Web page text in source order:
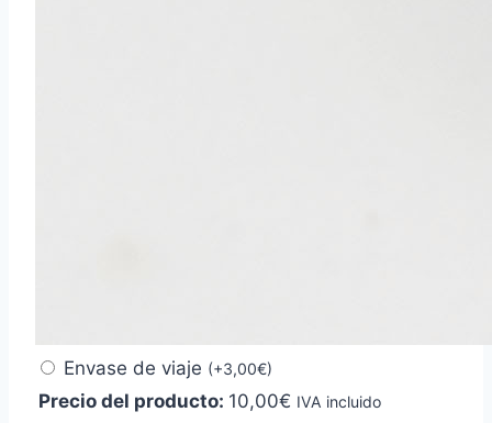
Envase de viaje (+3,00€)
Precio del producto: 10,00€ IVA incluido